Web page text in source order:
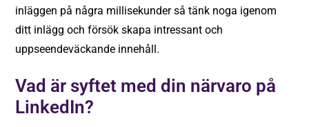
inläggen på några millisekunder så tänk noga igenom
ditt inlägg och försök skapa intressant och
uppseendeväckande innehåll.
Vad är syftet med din närvaro på
LinkedIn?